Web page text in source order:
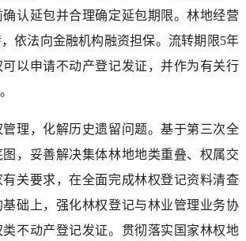
认延包并合理确定延包期限。林地经营
依法向金融机构融资担保。流转期限5年
以申请不动产登记发证，并作为有关行
理，化解历史遗留问题。基于第三次全
图，妥善解决集体林地地类重叠、权属交
关要求，在全面完成林权登记资料清查
础上，强化林权登记与林业管理业务协
类不动产登记发证。贯彻落实国家林权地